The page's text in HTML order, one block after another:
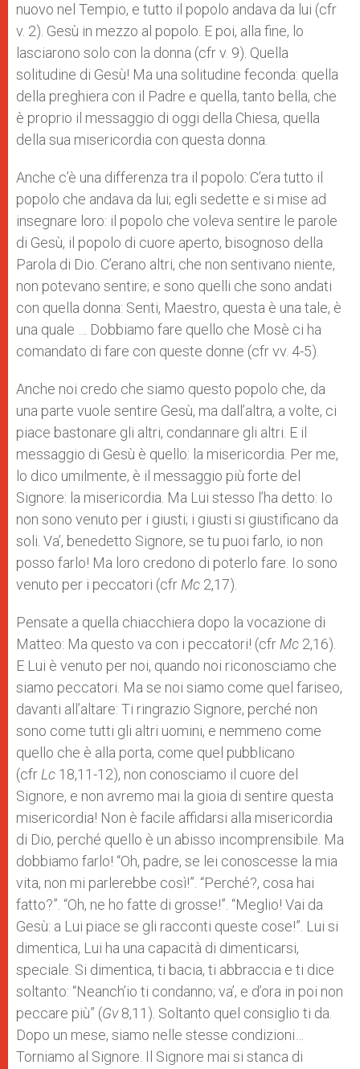
nuovo nel Tempio, e tutto il popolo andava da lui (cfr
v. 2). Gesù in mezzo al popolo. E poi, alla fine, lo
lasciarono solo con la donna (cfr v. 9). Quella
solitudine di Gesù! Ma una solitudine feconda: quella
della preghiera con il Padre e quella, tanto bella, che
è proprio il messaggio di oggi della Chiesa, quella
della sua misericordia con questa donna.
Anche c’è una differenza tra il popolo: C’era tutto il
popolo che andava da lui; egli sedette e si mise ad
insegnare loro: il popolo che voleva sentire le parole
di Gesù, il popolo di cuore aperto, bisognoso della
Parola di Dio. C’erano altri, che non sentivano niente,
non potevano sentire; e sono quelli che sono andati
con quella donna: Senti, Maestro, questa è una tale, è
una quale … Dobbiamo fare quello che Mosè ci ha
comandato di fare con queste donne (cfr vv. 4-5).
Anche noi credo che siamo questo popolo che, da
una parte vuole sentire Gesù, ma dall’altra, a volte, ci
piace bastonare gli altri, condannare gli altri. E il
messaggio di Gesù è quello: la misericordia. Per me,
lo dico umilmente, è il messaggio più forte del
Signore: la misericordia. Ma Lui stesso l’ha detto: Io
non sono venuto per i giusti; i giusti si giustificano da
soli. Va’, benedetto Signore, se tu puoi farlo, io non
posso farlo! Ma loro credono di poterlo fare. Io sono
venuto per i peccatori (cfr Mc 2,17).
Pensate a quella chiacchiera dopo la vocazione di
Matteo: Ma questo va con i peccatori! (cfr Mc 2,16).
E Lui è venuto per noi, quando noi riconosciamo che
siamo peccatori. Ma se noi siamo come quel fariseo,
davanti all’altare: Ti ringrazio Signore, perché non
sono come tutti gli altri uomini, e nemmeno come
quello che è alla porta, come quel pubblicano
(cfr Lc 18,11-12), non conosciamo il cuore del
Signore, e non avremo mai la gioia di sentire questa
misericordia! Non è facile affidarsi alla misericordia
di Dio, perché quello è un abisso incomprensibile. Ma
dobbiamo farlo! “Oh, padre, se lei conoscesse la mia
vita, non mi parlerebbe così!”. “Perché?, cosa hai
fatto?”. “Oh, ne ho fatte di grosse!”. “Meglio! Vai da
Gesù: a Lui piace se gli racconti queste cose!”. Lui si
dimentica, Lui ha una capacità di dimenticarsi,
speciale. Si dimentica, ti bacia, ti abbraccia e ti dice
soltanto: “Neanch’io ti condanno; va’, e d’ora in poi non
peccare più” (Gv8,11). Soltanto quel consiglio ti da.
Dopo un mese, siamo nelle stesse condizioni…
Torniamo al Signore. Il Signore mai si stanca di